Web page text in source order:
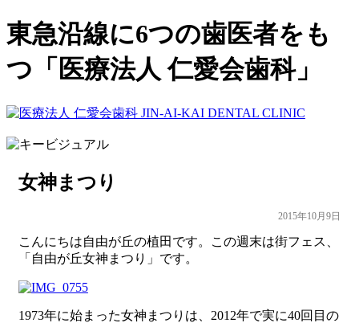
東急沿線に6つの歯医者をも
つ「医療法人 仁愛会歯科」
女神まつり
2015年10月9日
こんにちは自由が丘の植田です。この週末は街フェス、
「自由が丘女神まつり」です。
1973年に始まった女神まつりは、2012年で実に40回目の